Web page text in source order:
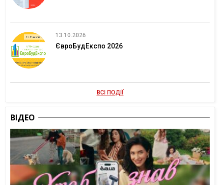
13.10.2026
ЄвроБудЕкспо 2026
ВСІ ПОДІЇ
ВІДЕО